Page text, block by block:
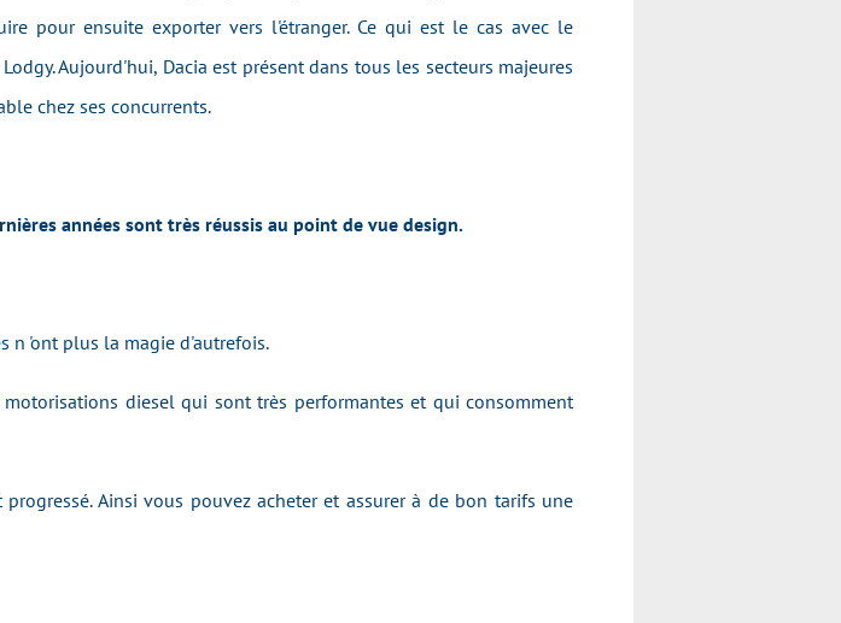
pour ensuite exporter vers l'étranger. Ce qui est le cas avec le
Aujourd'hui, Dacia est présent dans tous les secteurs majeures
chez ses concurrents.
années sont très réussis au point de vue design.
n 'ont plus la magie d'autrefois.
diesel qui sont très performantes et qui consomment
Ainsi vous pouvez acheter et assurer à de bon tarifs une